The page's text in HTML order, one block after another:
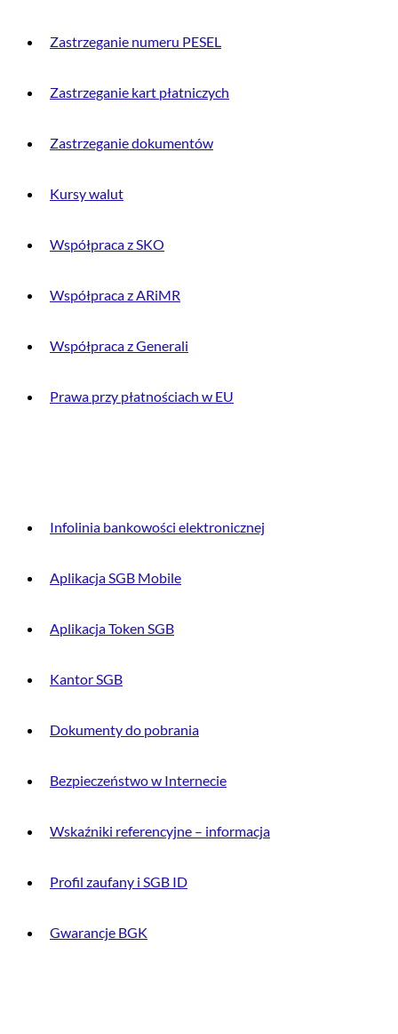
Zastrzeganie numeru PESEL
Zastrzeganie kart płatniczych
Zastrzeganie dokumentów
Kursy walut
Współpraca z SKO
Współpraca z ARiMR
Współpraca z Generali
Prawa przy płatnościach w EU
Infolinia bankowości elektronicznej
Aplikacja SGB Mobile
Aplikacja Token SGB
Kantor SGB
Dokumenty do pobrania
Bezpieczeństwo w Internecie
Wskaźniki referencyjne – informacja
Profil zaufany i SGB ID
Gwarancje BGK